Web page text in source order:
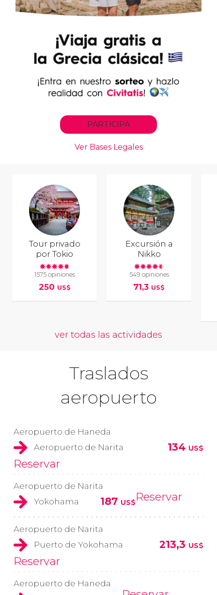
Tour privado
por Tokio
1575 opiniones
250 US$
Excursión a
Nikko
549 opiniones
71,3 US$
ver todas las actividades
Traslados
aeropuerto
Aeropuerto de Haneda
Aeropuerto de Narita
134 US$
Reservar
Aeropuerto de Narita
Yokohama
187 US$Reservar
Aeropuerto de Narita
Puerto de Yokohama
213,3 US$
Reservar
Aeropuerto de Haneda